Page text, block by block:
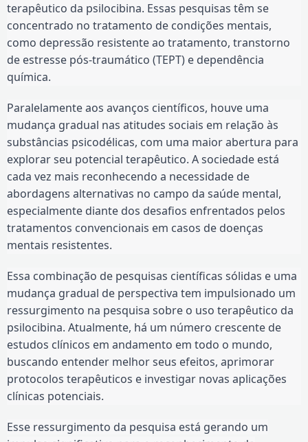
terapêutico da psilocibina. Essas pesquisas têm se
concentrado no tratamento de condições mentais,
como depressão resistente ao tratamento, transtorno
de estresse pós-traumático (TEPT) e dependência
química.
Paralelamente aos avanços científicos, houve uma
mudança gradual nas atitudes sociais em relação às
substâncias psicodélicas, com uma maior abertura para
explorar seu potencial terapêutico. A sociedade está
cada vez mais reconhecendo a necessidade de
abordagens alternativas no campo da saúde mental,
especialmente diante dos desafios enfrentados pelos
tratamentos convencionais em casos de doenças
mentais resistentes.
Essa combinação de pesquisas científicas sólidas e uma
mudança gradual de perspectiva tem impulsionado um
ressurgimento na pesquisa sobre o uso terapêutico da
psilocibina. Atualmente, há um número crescente de
estudos clínicos em andamento em todo o mundo,
buscando entender melhor seus efeitos, aprimorar
protocolos terapêuticos e investigar novas aplicações
clínicas potenciais.
Esse ressurgimento da pesquisa está gerando um